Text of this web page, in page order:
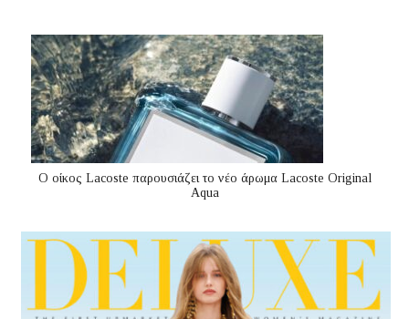
Ο οίκος Lacoste παρουσιάζει το νέο άρωμα Lacoste Original
Aqua